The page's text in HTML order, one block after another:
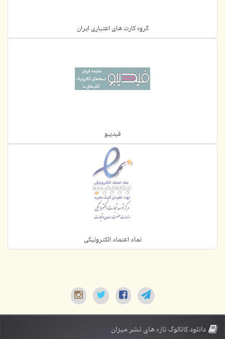
گروه کارت های اعتباری ایران
فیدیبو
نماد اعتماد الکترونیکی
دانلود کاتالوگ تازه های نشر میزان